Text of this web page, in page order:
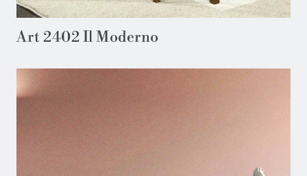
Art 2402 Il Moderno